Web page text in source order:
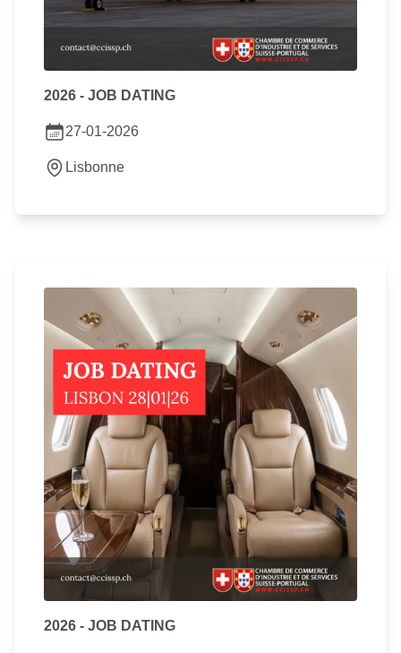
2026 - JOB DATING
27-01-2026
Lisbonne
2026 - JOB DATING